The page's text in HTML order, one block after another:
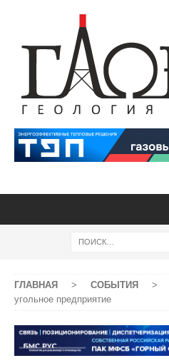
ГЛАВНАЯ > СОБЫТИЯ >
угольное предприятие